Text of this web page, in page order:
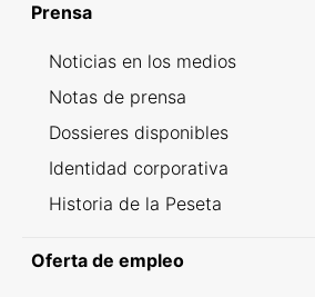
Prensa
Noticias en los medios
Notas de prensa
Dossieres disponibles
Identidad corporativa
Historia de la Peseta
Oferta de empleo